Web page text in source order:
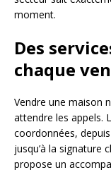
moment.
Des
chaque
Vendre une maison
attendre les appels.
coordonnées,
jusqu’à la signature
propose un